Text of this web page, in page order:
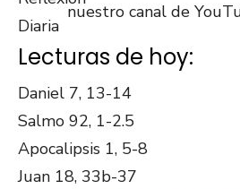
nuestro canal de
Lecturas de hoy:
Daniel 7, 13-14
Salmo 92, 1-2.5
Apocalipsis 1, 5-8
Juan 18, 33b-37